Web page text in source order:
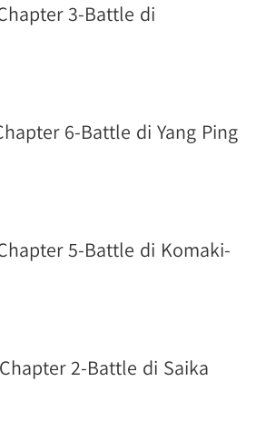
3-Battle di
6-Battle di Yang Ping
5-Battle di Komaki-
2-Battle di Saika